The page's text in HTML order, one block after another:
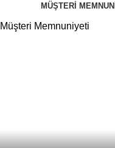
MÜŞTERI
Müşteri Memnuniyeti